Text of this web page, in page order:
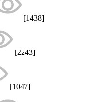
[1438]
[2243]
[1047]